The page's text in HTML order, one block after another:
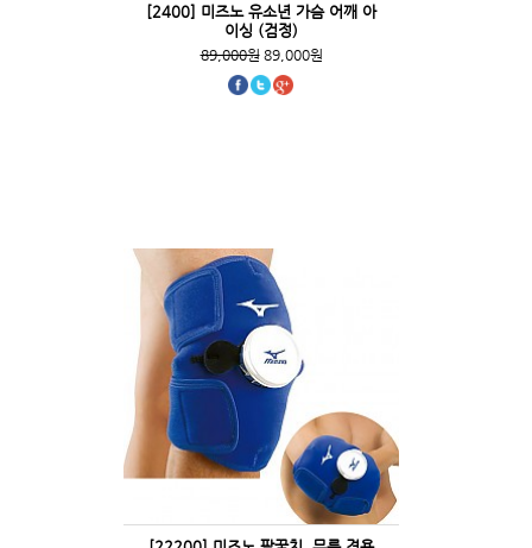
[2400] 미즈노 유소년 가슴 어깨 아
이싱 (검정)
89,000원89,000원